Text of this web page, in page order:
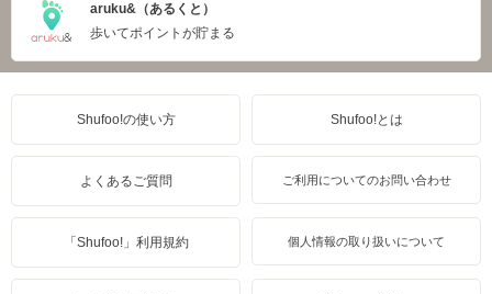
aruku&（あるくと）
歩いてポイントが貯まる
Shufoo!の使い方 Shufoo!とは
よくあるご質問 ご利用についてのお問い合わせ
「Shufoo!」利用規約 個人情報の取り扱いについて